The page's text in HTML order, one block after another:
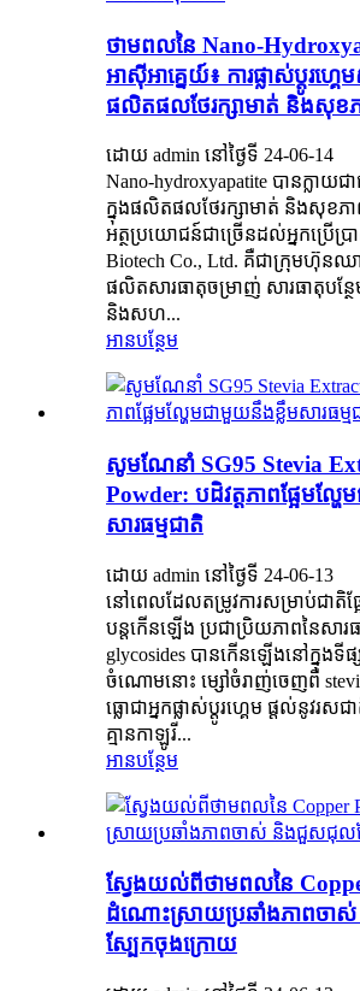
ថាមពលនៃ Nano-
អាស៊ីអាគ្នេយ៍៖ ការផ្លាស់ប្តូរហ្គេ
ផលិតផលថែរក្សាមាត់ និងសុខ
ដោយ admin នៅថ្ងៃទី 24-06-14
Nano-hydroxyapatite បានក្លាយជ
ក្នុងផលិតផលថែរក្សាមាត់ និងសុខភ
អត្ថប្រយោជន៍ជាច្រើនដល់អ្នកប្រើប្
Biotech Co., Ltd. គឺជាក្រុមហ៊ុនឈា
ផលិតសារធាតុចម្រាញ់ សារធាតុបន្ថែ
និងសហ...
អានបន្ថែម
សូមណែនាំ SG95 Stevia
Powder: បដិវត្តភាពផ្អែមល្ហ
សារធម្មជាតិ
ដោយ admin នៅថ្ងៃទី 24-06-13
នៅពេលដែលតម្រូវការសម្រាប់ជាតិផ្អ
បន្តកើនឡើង ប្រជាប្រិយភាពនៃសារ
glycosides បានកើនឡើងនៅក្នុងទីផ្ស
ចំណោមនោះ ម្សៅចំរាញ់ចេញពី
ធ្លោជាអ្នកផ្លាស់ប្តូរហ្គេម ផ្តល់នូវរសជ
គ្មានកាឡូរី...
អានបន្ថែម
ស្វែងយល់ពីថាមពលនៃ
ដំណោះស្រាយប្រឆាំងភាពច
ស្បែកចុងក្រោយ